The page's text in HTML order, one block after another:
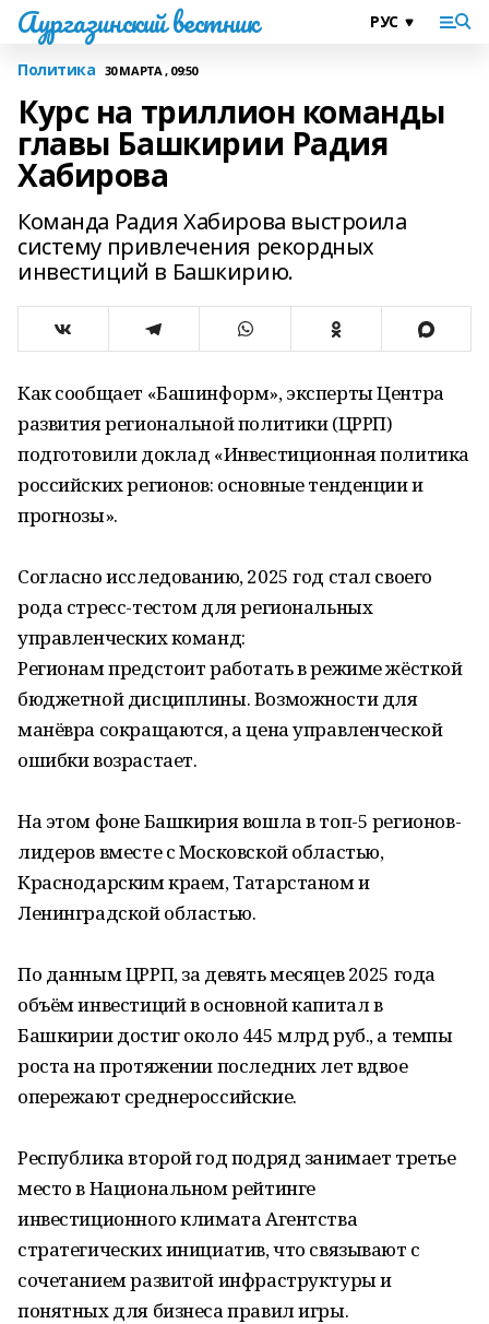
Аургазинский вестник
Политика 30 МАРТА , 09:50
Курс на триллион команды
главы Башкирии Радия
Хабирова
Команда Радия Хабирова выстроила
систему привлечения рекордных
инвестиций в Башкирию.
Как сообщает «Башинформ», эксперты Центра
развития региональной политики (ЦРРП)
подготовили доклад «Инвестиционная политика
российских регионов: основные тенденции и
прогнозы».
Согласно исследованию, 2025 год стал своего
рода стресс-тестом для региональных
управленческих команд:
Регионам предстоит работать в режиме жёсткой
бюджетной дисциплины. Возможности для
манёвра сокращаются, а цена управленческой
ошибки возрастает.
На этом фоне Башкирия вошла в топ-5 регионов-
лидеров вместе с Московской областью,
Краснодарским краем, Татарстаном и
Ленинградской областью.
По данным ЦРРП, за девять месяцев 2025 года
объём инвестиций в основной капитал в
Башкирии достиг около 445 млрд руб., а темпы
роста на протяжении последних лет вдвое
опережают среднероссийские.
Республика второй год подряд занимает третье
место в Национальном рейтинге
инвестиционного климата Агентства
стратегических инициатив, что связывают с
сочетанием развитой инфраструктуры и
понятных для бизнеса правил игры.